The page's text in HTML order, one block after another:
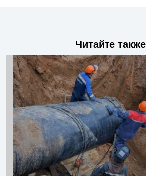
Читайте также